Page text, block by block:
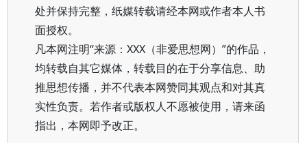
处并保持完整，纸媒转载请经本网或作者本人书
面授权。
凡本网注明“来源：XXX（非爱思想网）”的作品，
均转载自其它媒体，转载目的在于分享信息、助
推思想传播，并不代表本网赞同其观点和对其真
实性负责。若作者或版权人不愿被使用，请来函
指出，本网即予改正。